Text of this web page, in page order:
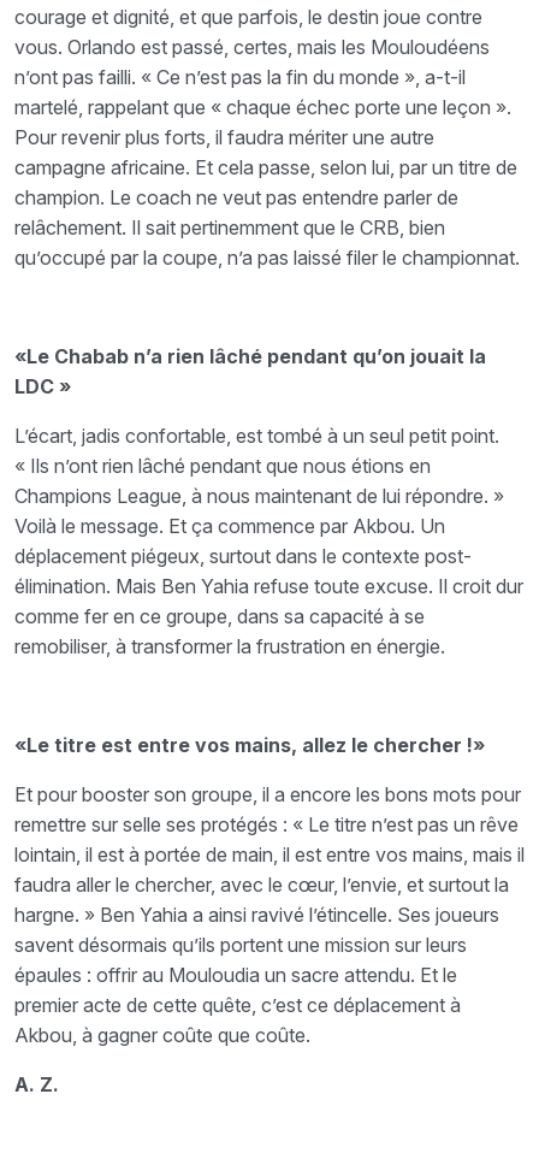
courage et dignité, et que parfois, le destin joue contre
vous. Orlando est passé, certes, mais les Mouloudéens
n’ont pas failli. « Ce n’est pas la fin du monde », a-t-il
martelé, rappelant que « chaque échec porte une leçon ».
Pour revenir plus forts, il faudra mériter une autre
campagne africaine. Et cela passe, selon lui, par un titre de
champion. Le coach ne veut pas entendre parler de
relâchement. Il sait pertinemment que le CRB, bien
qu’occupé par la coupe, n’a pas laissé filer le championnat.
«Le Chabab n’a rien lâché pendant qu’on jouait la
LDC »
L’écart, jadis confortable, est tombé à un seul petit point.
« Ils n’ont rien lâché pendant que nous étions en
Champions League, à nous maintenant de lui répondre. »
Voilà le message. Et ça commence par Akbou. Un
déplacement piégeux, surtout dans le contexte post-
élimination. Mais Ben Yahia refuse toute excuse. Il croit dur
comme fer en ce groupe, dans sa capacité à se
remobiliser, à transformer la frustration en énergie.
«Le titre est entre vos mains, allez le chercher !»
Et pour booster son groupe, il a encore les bons mots pour
remettre sur selle ses protégés : « Le titre n’est pas un rêve
lointain, il est à portée de main, il est entre vos mains, mais il
faudra aller le chercher, avec le cœur, l’envie, et surtout la
hargne. » Ben Yahia a ainsi ravivé l’étincelle. Ses joueurs
savent désormais qu’ils portent une mission sur leurs
épaules : offrir au Mouloudia un sacre attendu. Et le
premier acte de cette quête, c’est ce déplacement à
Akbou, à gagner coûte que coûte.
A. Z.